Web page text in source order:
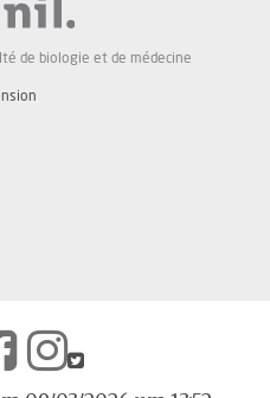
de biologie et de médecine